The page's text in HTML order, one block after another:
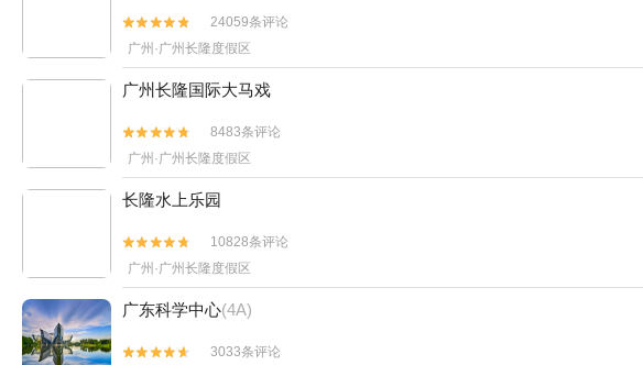


24059条评论
广州·广州长隆度假区
广州长隆国际大马戏


8483条评论
广州·广州长隆度假区
长隆水上乐园


10828条评论
广州·广州长隆度假区
广东科学中心(4A)

 3033条评论